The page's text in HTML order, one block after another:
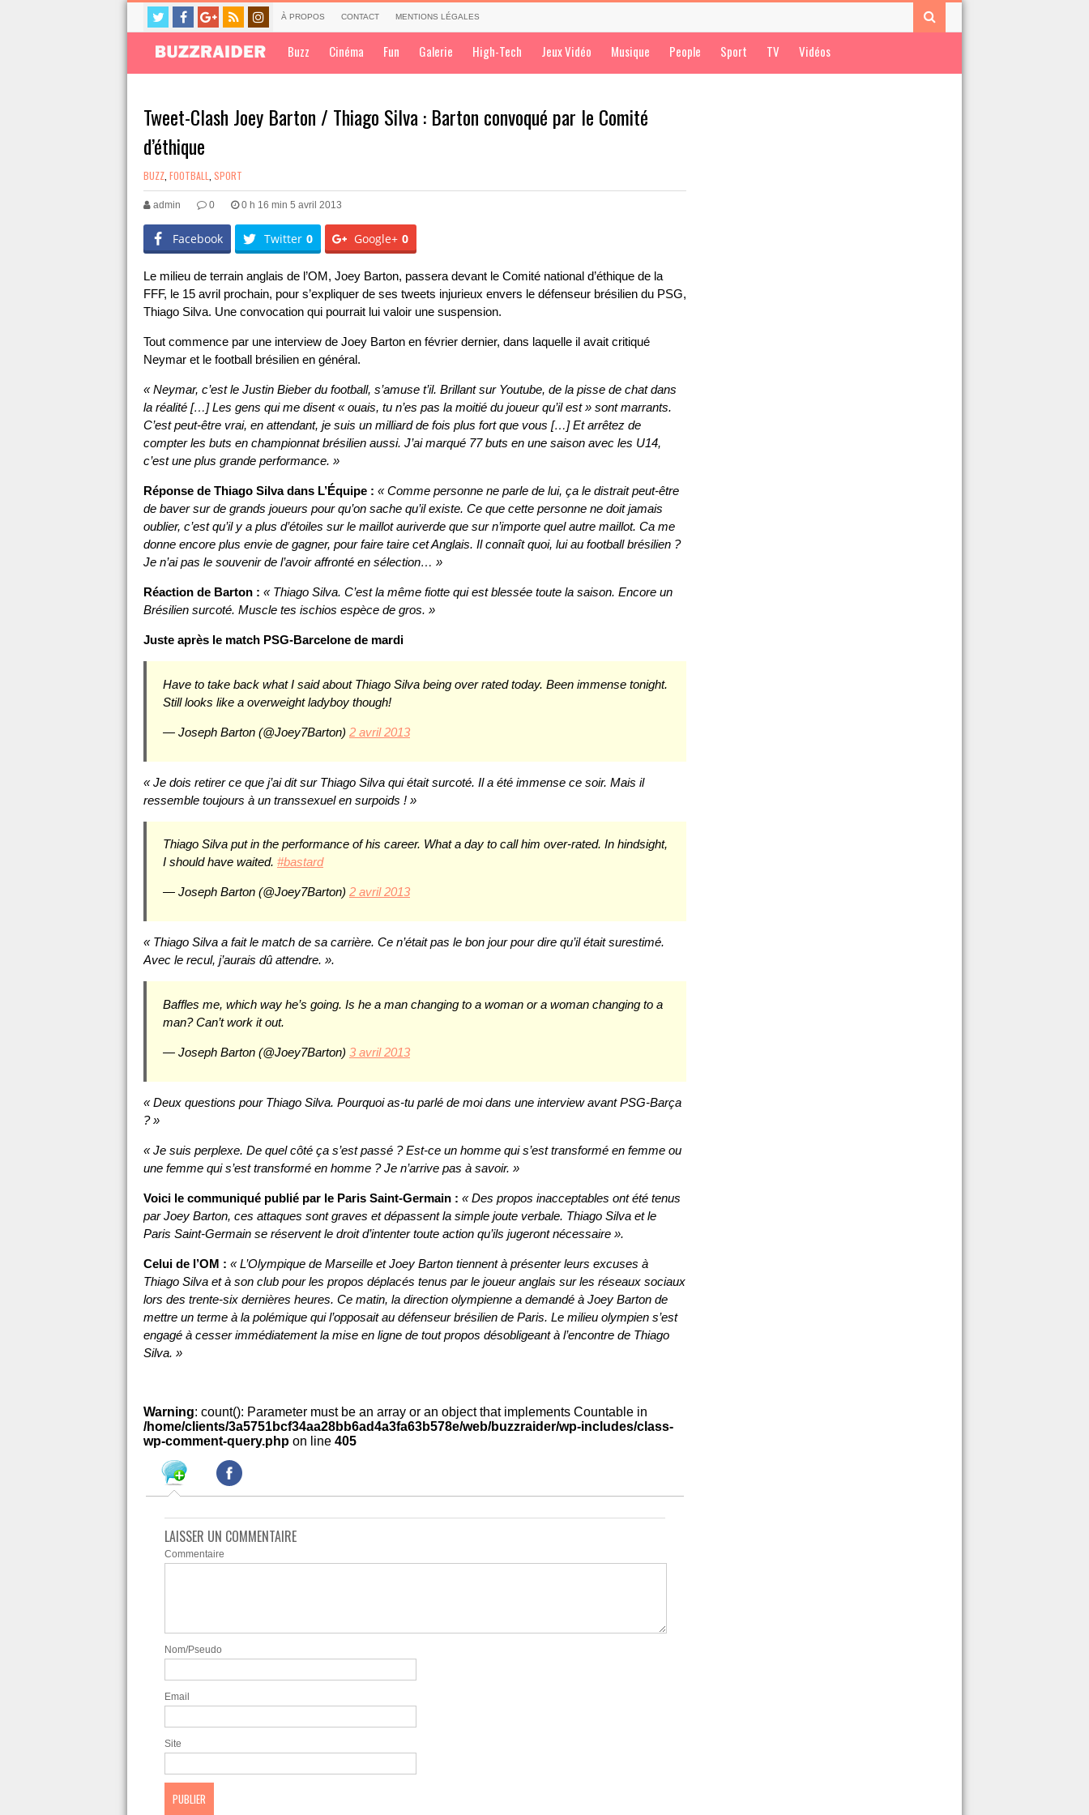
À PROPOS CONTACT MENTIONS LÉGALES
Buzz Cinéma Fun Galerie High-Tech Jeux Vidéo Musique People Sport TV Vidéos
Tweet-Clash Joey Barton / Thiago Silva : Barton convoqué par le Comité
d’éthique
BUZZ FOOTBALL SPORT
admin 0 0 h 16 min 5 avril 2013
Facebook Twitter 0 Google+ 0
Le milieu de terrain anglais de l’OM, Joey Barton, passera devant le Comité national d’éthique de la
FFF, le 15 avril prochain, pour s’expliquer de ses tweets injurieux envers le défenseur brésilien du PSG,
Thiago Silva. Une convocation qui pourrait lui valoir une suspension.
Tout commence par une interview de Joey Barton en février dernier, dans laquelle il avait critiqué
Neymar et le football brésilien en général.
« Neymar, c’est le Justin Bieber du football, s’amuse t’il. Brillant sur Youtube, de la pisse de chat dans
la réalité […] Les gens qui me disent « ouais, tu n’es pas la moitié du joueur qu’il est » sont marrants.
C’est peut-être vrai, en attendant, je suis un milliard de fois plus fort que vous […] Et arrêtez de
compter les buts en championnat brésilien aussi. J’ai marqué 77 buts en une saison avec les U14,
c’est une plus grande performance. »
Réponse de Thiago Silva dans L’Équipe : « Comme personne ne parle de lui, ça le distrait peut-être
de baver sur de grands joueurs pour qu’on sache qu’il existe. Ce que cette personne ne doit jamais
oublier, c’est qu’il y a plus d’étoiles sur le maillot auriverde que sur n’importe quel autre maillot. Ca me
donne encore plus envie de gagner, pour faire taire cet Anglais. Il connaît quoi, lui au football brésilien ?
Je n’ai pas le souvenir de l’avoir affronté en sélection… »
Réaction de Barton : « Thiago Silva. C’est la même fiotte qui est blessée toute la saison. Encore un
Brésilien surcoté. Muscle tes ischios espèce de gros. »
Juste après le match PSG-Barcelone de mardi
Have to take back what I said about Thiago Silva being over rated today. Been immense tonight.
Still looks like a overweight ladyboy though!
— Joseph Barton (@Joey7Barton) 2 avril 2013
« Je dois retirer ce que j’ai dit sur Thiago Silva qui était surcoté. Il a été immense ce soir. Mais il
ressemble toujours à un transsexuel en surpoids ! »
Thiago Silva put in the performance of his career. What a day to call him over-rated. In hindsight,
I should have waited. #bastard
— Joseph Barton (@Joey7Barton) 2 avril 2013
« Thiago Silva a fait le match de sa carrière. Ce n’était pas le bon jour pour dire qu’il était surestimé.
Avec le recul, j’aurais dû attendre. ».
Baffles me, which way he’s going. Is he a man changing to a woman or a woman changing to a
man? Can’t work it out.
— Joseph Barton (@Joey7Barton) 3 avril 2013
« Deux questions pour Thiago Silva. Pourquoi as-tu parlé de moi dans une interview avant PSG-Barça
? »
« Je suis perplexe. De quel côté ça s’est passé ? Est-ce un homme qui s’est transformé en femme ou
une femme qui s’est transformé en homme ? Je n’arrive pas à savoir. »
Voici le communiqué publié par le Paris Saint-Germain : « Des propos inacceptables ont été tenus
par Joey Barton, ces attaques sont graves et dépassent la simple joute verbale. Thiago Silva et le
Paris Saint-Germain se réservent le droit d’intenter toute action qu’ils jugeront nécessaire ».
Celui de l’OM : « L’Olympique de Marseille et Joey Barton tiennent à présenter leurs excuses à
Thiago Silva et à son club pour les propos déplacés tenus par le joueur anglais sur les réseaux sociaux
lors des trente-six dernières heures. Ce matin, la direction olympienne a demandé à Joey Barton de
mettre un terme à la polémique qui l’opposait au défenseur brésilien de Paris. Le milieu olympien s’est
engagé à cesser immédiatement la mise en ligne de tout propos désobligeant à l’encontre de Thiago
Silva. »
Warning: count(): Parameter must be an array or an object that implements Countable in
/home/clients/3a5751bcf34aa28bb6ad4a3fa63b578e/web/buzzraider/wp-includes/class-
wp-comment-query.php on line 405
LAISSER UN COMMENTAIRE
Commentaire
Nom/Pseudo
Email
Site